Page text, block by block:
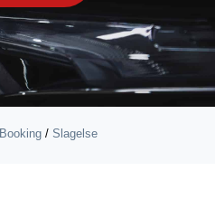
Booking / Slagelse